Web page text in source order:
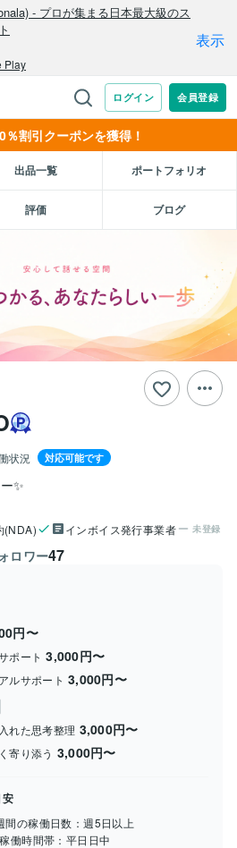
割引クーポンを獲得！
出品一覧 ポートフォリオ
評価 ブログ
状況 対応可能です
✨
(NDA) インボイス発行事業者 未登録
ロワー47
円〜
ポート 3,000円〜
ルサポート 3,000円〜
れた思考整理 3,000円〜
寄り添う 3,000円〜
間の稼働日数：週5日以上
稼働時間帯： 平日日中